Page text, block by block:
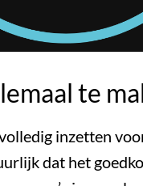
te
inzetten
dat het